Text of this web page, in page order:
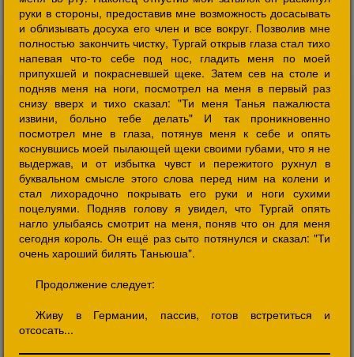
руки в стороны, предоставив мне возможность досасывать
и облизывать досуха его член и все вокруг. Позволив мне
полностью закончить чистку, Тургай открыв глаза стал тихо
напевая что-то себе под нос, гладить меня по моей
припухшей и покрасневшей щеке. Затем сев на столе и
подняв меня на ноги, посмотрел на меня в первый раз
снизу вверх и тихо сказал: "Ти меня Танья пажалюста
извини, больно тебе делать" И так проникновенно
посмотрел мне в глаза, потянув меня к себе и опять
коснувшись моей пылающей щеки своими губами, что я не
выдержав, и от избытка чувст и пережитого рухнул в
буквальном смысле этого слова перед ним на колени и
стал лихорадочно покрывать его руки и ноги сухими
поцелуями. Подняв голову я увидел, что Тургай опять
нагло улыбаясь смотрит на меня, поняв что он для меня
сегодня король. Он ещё раз сыто потянулся и сказал: "Ти
очень хароший билять Таньюша".
Продолжение следует:
Живу в Германии, пассив, готов встретиться и
отсосать...